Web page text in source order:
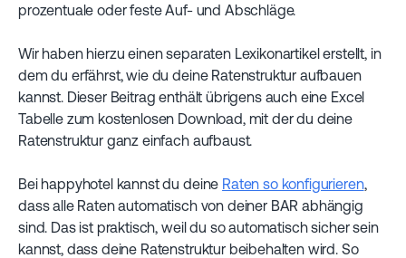
prozentuale oder feste Auf- und Abschläge.
Wir haben hierzu einen separaten Lexikonartikel erstellt, in
dem du erfährst, wie du deine Ratenstruktur aufbauen
kannst. Dieser Beitrag enthält übrigens auch eine Excel
Tabelle zum kostenlosen Download, mit der du deine
Ratenstruktur ganz einfach aufbaust.
Bei happyhotel kannst du deine Raten so konfigurieren,
dass alle Raten automatisch von deiner BAR abhängig
sind. Das ist praktisch, weil du so automatisch sicher sein
kannst, dass deine Ratenstruktur beibehalten wird. So